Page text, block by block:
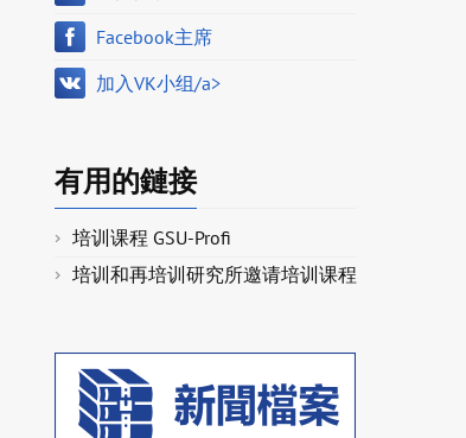
Facebook主席
加入VK小组/a>
有用的鏈接
培训课程 GSU-Profi
培训和再培训研究所邀请培训课程